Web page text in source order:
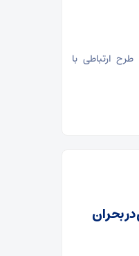
وزیر ارتباطات و فناوری اطلاعات از افتتاح ۲۶ طرح ارتباطی با
بحران